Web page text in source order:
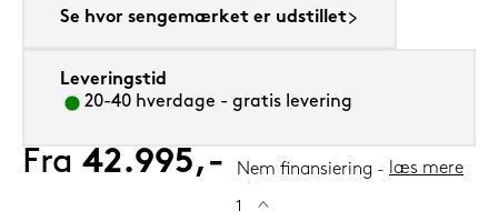
Se hvor sengemærket er udstillet
Leveringstid
20-40 hverdage - gratis levering
Fra 42.995,- Nem finansiering læs mere